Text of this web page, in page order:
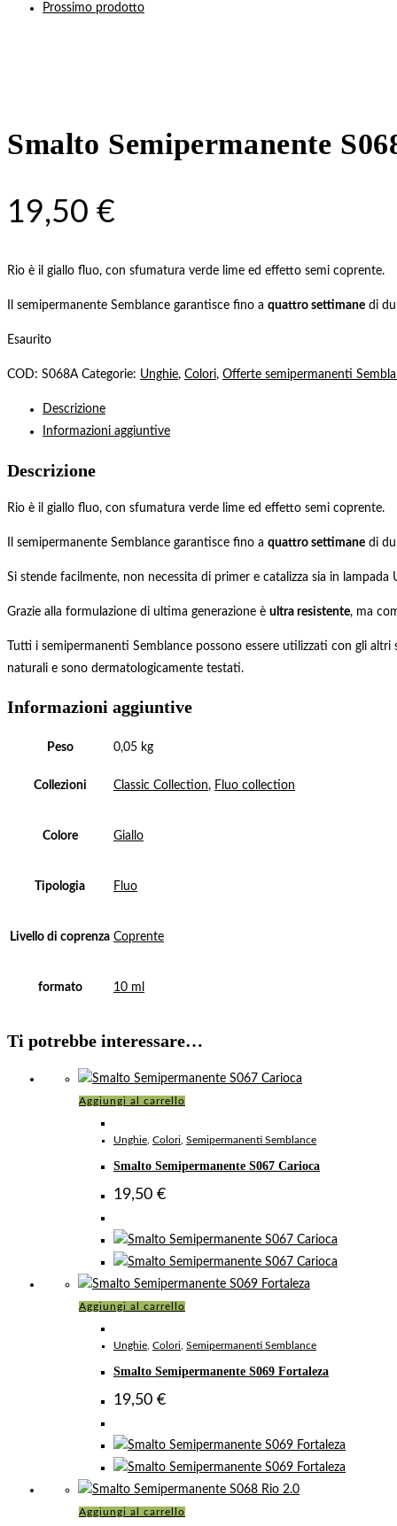
Prossimo prodotto
Smalto Semipermanente
19,50 €
Rio è il giallo fluo, con sfumatura verde lime ed effetto semi coprente.
Il semipermanente Semblance garantisce fino a quattro settimane di
Esaurito
COD: S068A Categorie: Unghie, Colori, Offerte semipermanenti
Descrizione
Informazioni aggiuntive
Descrizione
Rio è il giallo fluo, con sfumatura verde lime ed effetto semi coprente.
Il semipermanente Semblance garantisce fino a quattro settimane di
Si stende facilmente, non necessita di primer e catalizza sia in lampada
Grazie alla formulazione di ultima generazione è ultra resistente, ma
Tutti i semipermanenti Semblance possono essere utilizzati con gli
naturali e sono dermatologicamente testati.
Informazioni aggiuntive
Peso 0,05 kg
Collezioni Classic Collection, Fluo collection
Colore Giallo
Tipologia Fluo
Livello di coprenza Coprente
formato 10 ml
Ti potrebbe interessare…
Aggiungi al carrello
Unghie Colori Semipermanenti Semblance
Smalto Semipermanente S067 Carioca
19,50 €
Aggiungi al carrello
Unghie Colori Semipermanenti Semblance
Smalto Semipermanente S069 Fortaleza
19,50 €
Aggiungi al carrello